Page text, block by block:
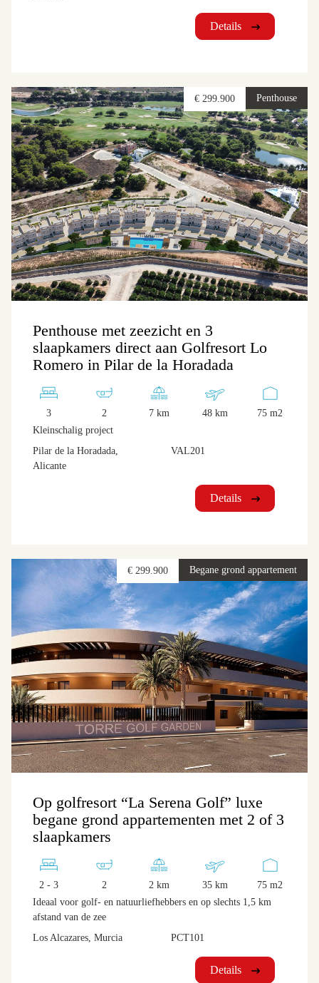
Details
Penthouse
€ 299.900
Penthouse met zeezicht en 3
slaapkamers direct aan Golfresort Lo
Romero in Pilar de la Horadada
3 2 7 km 48 km
75 m2
Kleinschalig project
Pilar de la Horadada,
Alicante
VAL201
Details
Begane grond appartement
€ 299.900
Op golfresort “La Serena Golf” luxe
begane grond appartementen met 2 of 3
slaapkamers
2 - 3 2 2 km 35 km
75 m2
Ideaal voor golf- en natuurliefhebbers en op slechts 1,5 km
afstand van de zee
Los Alcazares, Murcia
PCT101
Details